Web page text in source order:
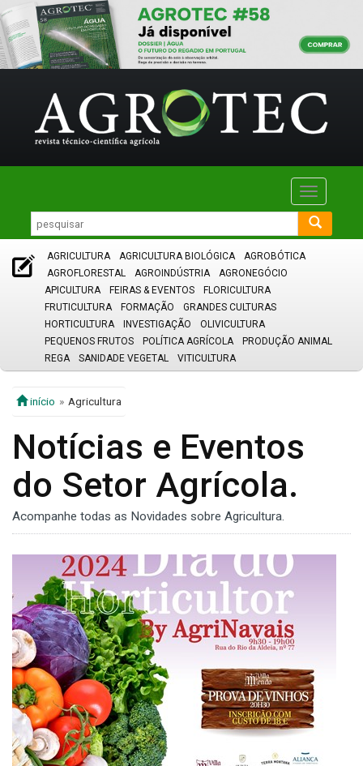
Toggle
AGRICULTURA AGRICULTURA BIOLÓGICA
AGROBÓTICA
AGROFLORESTAL
AGROINDÚSTRIA
AGRONEGÓCIO
APICULTURA
FEIRAS & EVENTOS
FLORICULTURA
FRUTICULTURA
FORMAÇÃO
GRANDES CULTURAS
HORTICULTURA
INVESTIGAÇÃO
OLIVICULTURA
PEQUENOS FRUTOS
POLÍTICA AGRÍCOLA
PRODUÇÃO ANIMAL
REGA
SANIDADE VEGETAL VITICULTURA
início Agricultura
Notícias e Eventos
do Setor Agrícola.
Acompanhe todas as Novidades sobre Agricultura.